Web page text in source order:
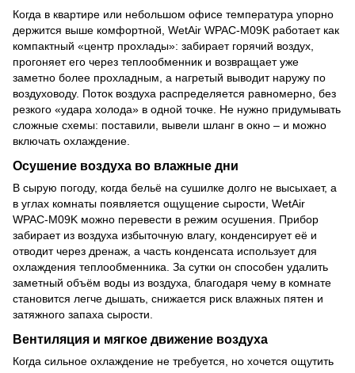
Когда в квартире или небольшом офисе температура упорно
держится выше комфортной, WetAir WPAC-M09K работает как
компактный «центр прохлады»: забирает горячий воздух,
прогоняет его через теплообменник и возвращает уже
заметно более прохладным, а нагретый выводит наружу по
воздуховоду. Поток воздуха распределяется равномерно, без
резкого «удара холода» в одной точке. Не нужно придумывать
сложные схемы: поставили, вывели шланг в окно – и можно
включать охлаждение.
Осушение воздуха во влажные дни
В сырую погоду, когда бельё на сушилке долго не высыхает, а
в углах комнаты появляется ощущение сырости, WetAir
WPAC-M09K можно перевести в режим осушения. Прибор
забирает из воздуха избыточную влагу, конденсирует её и
отводит через дренаж, а часть конденсата использует для
охлаждения теплообменника. За сутки он способен удалить
заметный объём воды из воздуха, благодаря чему в комнате
становится легче дышать, снижается риск влажных пятен и
затяжного запаха сырости.
Вентиляция и мягкое движение воздуха
Когда сильное охлаждение не требуется, но хочется ощутить